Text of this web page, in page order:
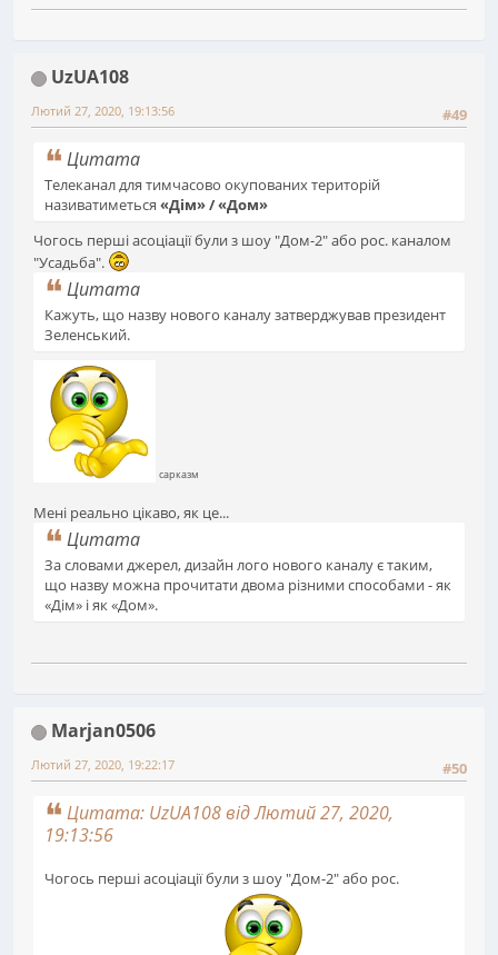
UzUA108
#49
Лютий 27, 2020, 19:13:56
Цитата
Телеканал для тимчасово окупованих територій
називатиметься «Дім» / «Дом»
Чогось перші асоціації були з шоу "Дом-2" або рос. каналом
"Усадьба".
Цитата
Кажуть, що назву нового каналу затверджував президент
Зеленський.
сарказм
Мені реально цікаво, як це...
Цитата
За словами джерел, дизайн лого нового каналу є таким,
що назву можна прочитати двома різними способами - як
«Дім» і як «Дом».
Marjan0506
#50
Лютий 27, 2020, 19:22:17
Цитата: UzUA108 від Лютий 27, 2020,
19:13:56
Чогось перші асоціації були з шоу "Дом-2" або рос.